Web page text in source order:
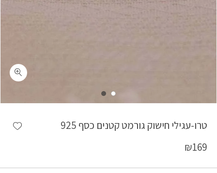
טרו-עגילי חישוק גורמט קטנים כסף 925
₪169